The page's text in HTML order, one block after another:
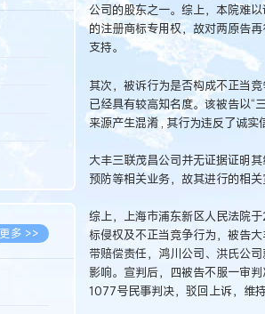
更多 >>
公司的股东之一。综上，本院难
的注册商标专用权，故对两原告
支持。
其次，被诉行为是否构成不正当
已经具有较高知名度。该被告以“
来源产生混淆 , 其行为违反了诚实
大丰三联茂昌公司并无证据证明
预防等相关业务，故其进行的相关
综上，上海市浦东新区人民法院
标侵权及不正当竞争行为，被告
带赔偿责任，鸿川公司、洪氏公
影响。宣判后，四被告不服一审
1077号民事判决，驳回上诉，维持